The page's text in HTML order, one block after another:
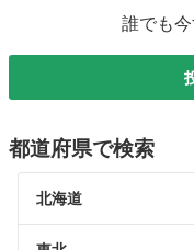
誰でも
都道府県で検索
北海道